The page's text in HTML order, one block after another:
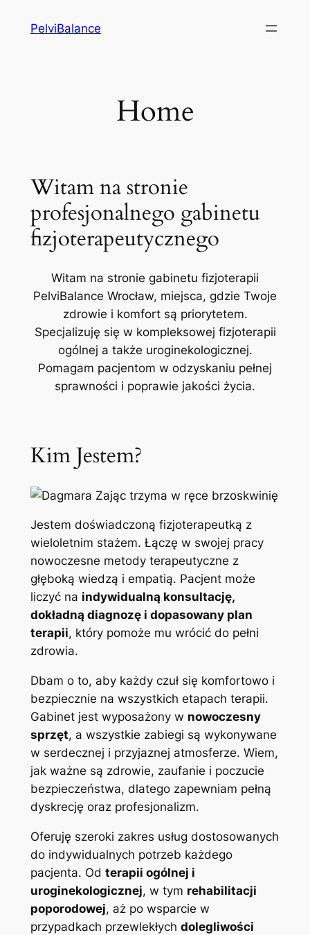
PelviBalance
Home
Witam na stronie
profesjonalnego gabinetu
fizjoterapeutycznego
Witam na stronie gabinetu fizjoterapii
PelviBalance Wrocław, miejsca, gdzie Twoje
zdrowie i komfort są priorytetem.
Specjalizuję się w kompleksowej fizjoterapii
ogólnej a także uroginekologicznej.
Pomagam pacjentom w odzyskaniu pełnej
sprawności i poprawie jakości życia.
Kim Jestem?
Jestem doświadczoną fizjoterapeutką z
wieloletnim stażem. Łączę w swojej pracy
nowoczesne metody terapeutyczne z
głęboką wiedzą i empatią. Pacjent może
liczyć na indywidualną konsultację,
dokładną diagnozę i dopasowany plan
terapii, który pomoże mu wrócić do pełni
zdrowia.
Dbam o to, aby każdy czuł się komfortowo i
bezpiecznie na wszystkich etapach terapii.
Gabinet jest wyposażony w nowoczesny
sprzęt, a wszystkie zabiegi są wykonywane
w serdecznej i przyjaznej atmosferze. Wiem,
jak ważne są zdrowie, zaufanie i poczucie
bezpieczeństwa, dlatego zapewniam pełną
dyskrecję oraz profesjonalizm.
Oferuję szeroki zakres usług dostosowanych
do indywidualnych potrzeb każdego
pacjenta. Od terapii ogólnej i
uroginekologicznej, w tym rehabilitacji
poporodowej, aż po wsparcie w
przypadkach przewlekłych dolegliwości